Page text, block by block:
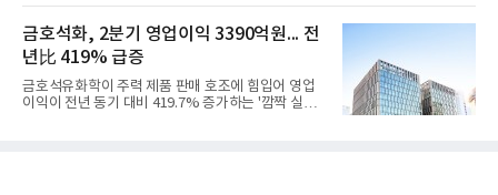
우호적인 환율 효과
라 투자에 나서는 것과 달리, 카카오는 ‘카카오톡’이
라는 플랫폼 경쟁력을 활용한 AI 에이전트 서비스에
집중하는 전략이다. 과거 무리한 사업 확장 과정에서
겪었던 시행착오를 되풀이하지 않고 핵심 역량에 집
중하겠다는 취지로 풀이된다.7일 업계에 따르면 카카
오는 올해 2분기 연결 기준 매출 2조985억원, 영업이
익 2770억원을 기록했다. 전년 동기 대비 매출과 영업
금호석화, 2분기 영업이익 3390억원... 전
년比 419% 급증
금호석유화학이 주력 제품 판매 호조에 힘입어 영업
이익이 전년 동기 대비 419.7% 증가하는 '깜짝 실